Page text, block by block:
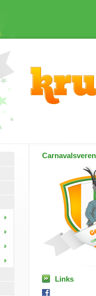
Links